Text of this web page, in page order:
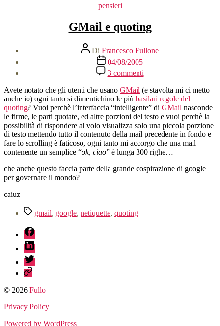
Categorie
pensieri
GMail e quoting
Autore
articolo
Di Francesco Fullone
Data
dell'articolo
04/08/2005
3 commentisu
GMail
e
quoting
Avete notato che gli utenti che usano GMail (e stavolta mi ci metto
anche io) ogni tanto si dimentichino le più basilari regole del
quoting? Vuoi perchè l’interfaccia “intelligente” di GMail nasconde
le firme, le parti quotate, ed altre porzioni del testo e vuoi perchè la
possibilità di rispondere al volo visualizza solo una piccola porzione
di testo mettendo tutto il contenuto della mail precedente in fondo e
fare lo scrolling è faticoso, ogni tanto mi accorgo che una mail
contenente un semplice “ok, ciao” è lunga 300 righe…
che anche questo faccia parte della grande cospirazione di google
per governare il mondo?
caiuz
Tag gmail, google, netiquette, quoting
fb
linkedin
twitter
sessionize
© 2026 Fullo
Privacy Policy
Powered by WordPress